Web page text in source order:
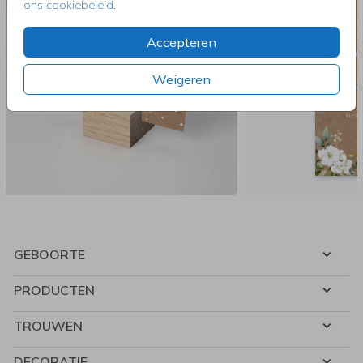
ons cookiebeleid.
Accepteren
Weigeren
GEBOORTE
PRODUCTEN
TROUWEN